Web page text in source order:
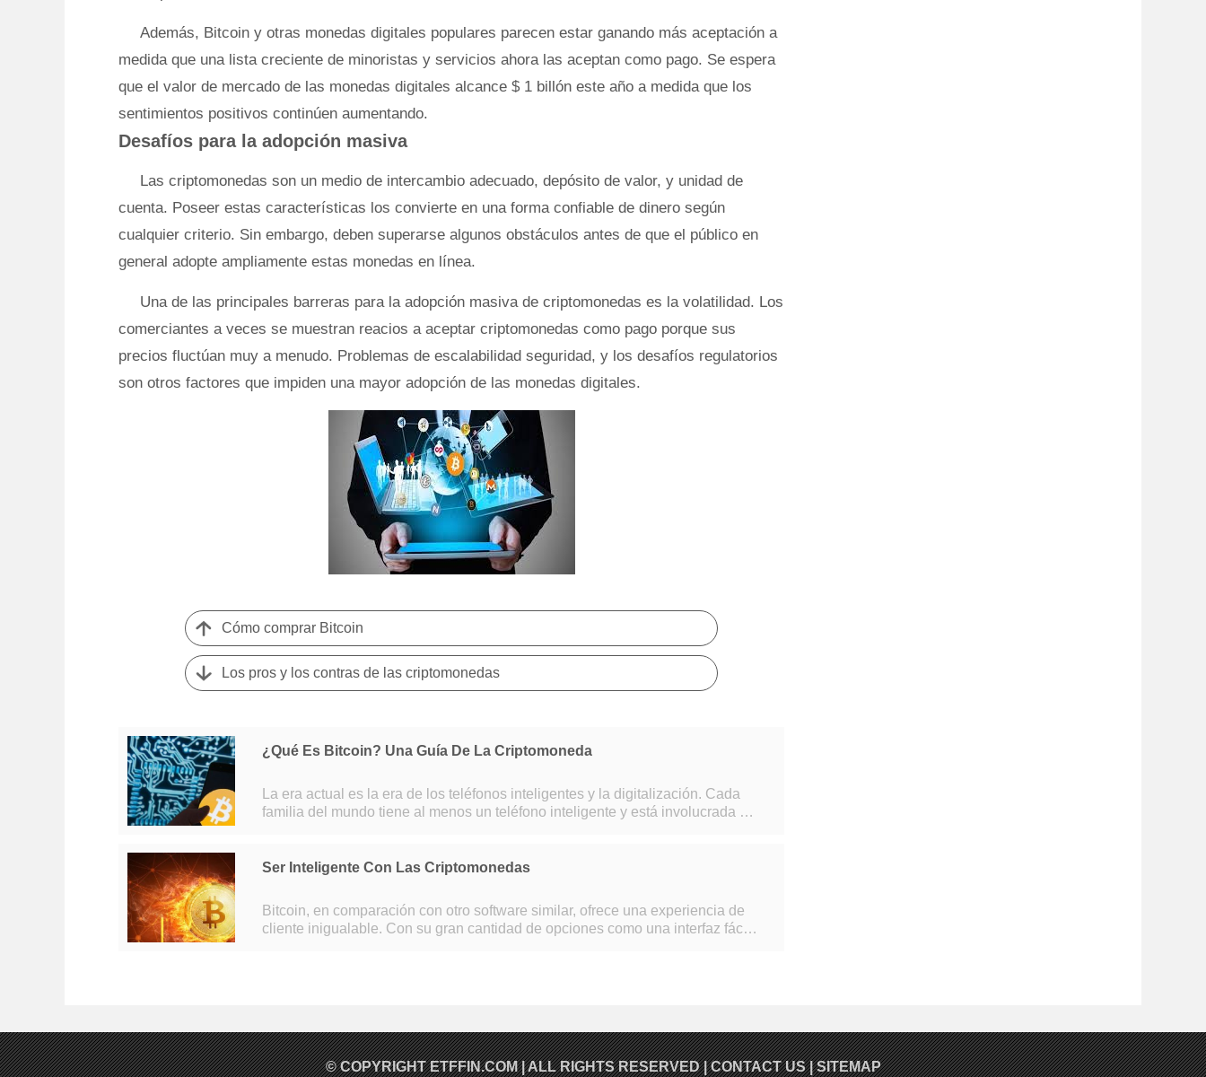
Además, Bitcoin y otras monedas digitales populares parecen estar ganando más aceptación a
medida que una lista creciente de minoristas y servicios ahora las aceptan como pago. Se espera
que el valor de mercado de las monedas digitales alcance $ 1 billón este año a medida que los
sentimientos positivos continúen aumentando.
Desafíos para la adopción masiva
Las criptomonedas son un medio de intercambio adecuado, depósito de valor, y unidad de
cuenta. Poseer estas características los convierte en una forma confiable de dinero según
cualquier criterio. Sin embargo, deben superarse algunos obstáculos antes de que el público en
general adopte ampliamente estas monedas en línea.
Una de las principales barreras para la adopción masiva de criptomonedas es la volatilidad. Los
comerciantes a veces se muestran reacios a aceptar criptomonedas como pago porque sus
precios fluctúan muy a menudo. Problemas de escalabilidad seguridad, y los desafíos regulatorios
son otros factores que impiden una mayor adopción de las monedas digitales.
Cómo comprar Bitcoin
Los pros y los contras de las criptomonedas
¿Qué Es Bitcoin? Una Guía De La Criptomoneda
La era actual es la era de los teléfonos inteligentes y la digitalización. Cada
familia del mundo tiene al menos un teléfono inteligente y está involucrada en
Ser Inteligente Con Las Criptomonedas
Bitcoin, en comparación con otro software similar, ofrece una experiencia de
cliente inigualable. Con su gran cantidad de opciones como una interfaz fácil
© COPYRIGHTETFFIN.COM| ALL RIGHTS RESERVED |CONTACT US|SITEMAP